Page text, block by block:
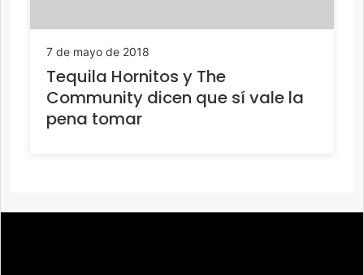
7 de mayo de 2018
Tequila Hornitos y The
Community dicen que sí vale la
pena tomar